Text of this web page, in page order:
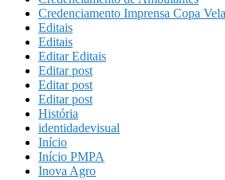
Credenciamento Imprensa Copa
Editais
Editais
Editar Editais
Editar post
Editar post
Editar post
História
identidadevisual
Início
Início PMPA
Inova Agro